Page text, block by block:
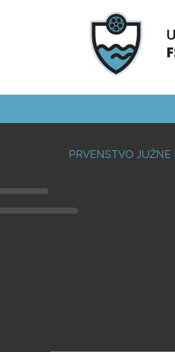
PRVENSTVO JUŽNE